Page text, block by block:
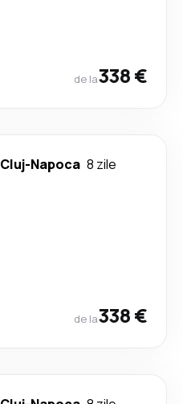
de la338 €
Cluj-Napoca 8 zile
de la338 €